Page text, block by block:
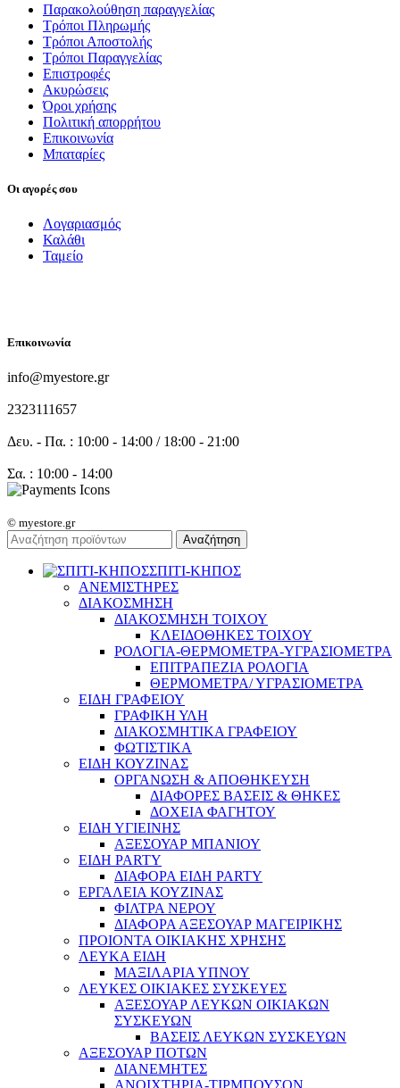
Παρακολούθηση παραγγελίας
Τρόποι Πληρωμής
Τρόποι Αποστολής
Τρόποι Παραγγελίας
Επιστροφές
Ακυρώσεις
Όροι χρήσης
Πολιτική απορρήτου
Επικοινωνία
Μπαταρίες
Οι αγορές σου
Λογαριασμός
Καλάθι
Ταμείο
Επικοινωνία
info@myestore.gr
2323111657
Δευ. - Πα. : 10:00 - 14:00 / 18:00 - 21:00
Σα. : 10:00 - 14:00
© myestore.gr
Αναζήτηση
ΣΠΙΤΙ-ΚΗΠΟΣ
ΑΝΕΜΙΣΤΗΡΕΣ
ΔΙΑΚΟΣΜΗΣΗ
ΔΙΑΚΟΣΜΗΣΗ ΤΟΙΧΟΥ
ΚΛΕΙΔΟΘΗΚΕΣ ΤΟΙΧΟΥ
ΡΟΛΟΓΙΑ-ΘΕΡΜΟΜΕΤΡΑ-ΥΓΡΑΣΙΟΜΕΤΡΑ
ΕΠΙΤΡΑΠΕΖΙΑ ΡΟΛΟΓΙΑ
ΘΕΡΜΟΜΕΤΡΑ/ ΥΓΡΑΣΙΟΜΕΤΡΑ
ΕΙΔΗ ΓΡΑΦΕΙΟΥ
ΓΡΑΦΙΚΗ ΥΛΗ
ΔΙΑΚΟΣΜΗΤΙΚΑ ΓΡΑΦΕΙΟΥ
ΦΩΤΙΣΤΙΚΑ
ΕΙΔΗ ΚΟΥΖΙΝΑΣ
ΟΡΓΑΝΩΣΗ & ΑΠΟΘΗΚΕΥΣΗ
ΔΙΑΦΟΡΕΣ ΒΑΣΕΙΣ & ΘΗΚΕΣ
ΔΟΧΕΙΑ ΦΑΓΗΤΟΥ
ΕΙΔΗ ΥΓΙΕΙΝΗΣ
ΑΞΕΣΟΥΑΡ ΜΠΑΝΙΟΥ
ΕΙΔΗ PARTY
ΔΙΑΦΟΡΑ ΕΙΔΗ PARTY
ΕΡΓΑΛΕΙΑ ΚΟΥΖΙΝΑΣ
ΦΙΛΤΡΑ ΝΕΡΟΥ
ΔΙΑΦΟΡΑ ΑΞΕΣΟΥΑΡ ΜΑΓΕΙΡΙΚΗΣ
ΠΡΟΙΟΝΤΑ ΟΙΚΙΑΚΗΣ ΧΡΗΣΗΣ
ΛΕΥΚΑ ΕΙΔΗ
ΜΑΞΙΛΑΡΙΑ ΥΠΝΟΥ
ΛΕΥΚΕΣ ΟΙΚΙΑΚΕΣ ΣΥΣΚΕΥΕΣ
ΑΞΕΣΟΥΑΡ ΛΕΥΚΩΝ ΟΙΚΙΑΚΩΝ
ΣΥΣΚΕΥΩΝ
ΒΑΣΕΙΣ ΛΕΥΚΩΝ ΣΥΣΚΕΥΩΝ
ΑΞΕΣΟΥΑΡ ΠΟΤΩΝ
ΔΙΑΝΕΜΗΤΕΣ
ΑΝΟΙΧΤΗΡΙΑ-ΤΙΡΜΠΟΥΣΟΝ